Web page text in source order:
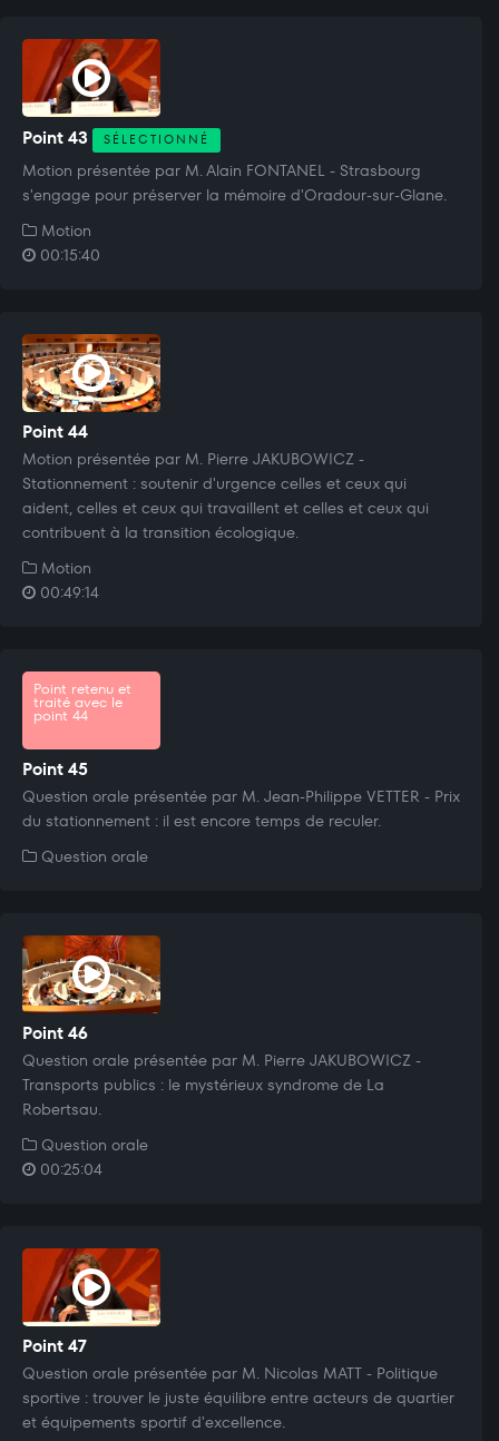
Point 43 SÉLECTIONNÉ
Motion présentée par M. Alain FONTANEL - Strasbourg
s'engage pour préserver la mémoire d'Oradour-sur-Glane.
Motion
00:15:40
Point 44
Motion présentée par M. Pierre JAKUBOWICZ -
Stationnement : soutenir d'urgence celles et ceux qui
aident, celles et ceux qui travaillent et celles et ceux qui
contribuent à la transition écologique.
Motion
00:49:14
Point retenu et
traité avec le
point 44
Point 45
Question orale présentée par M. Jean-Philippe VETTER - Prix
du stationnement : il est encore temps de reculer.
Question orale
Point 46
Question orale présentée par M. Pierre JAKUBOWICZ -
Transports publics : le mystérieux syndrome de La
Robertsau.
Question orale
00:25:04
Point 47
Question orale présentée par M. Nicolas MATT - Politique
sportive : trouver le juste équilibre entre acteurs de quartier
et équipements sportif d'excellence.